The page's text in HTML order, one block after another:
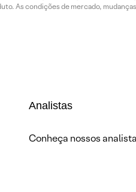
As condições de mercado,
Analistas
Conheça nossos